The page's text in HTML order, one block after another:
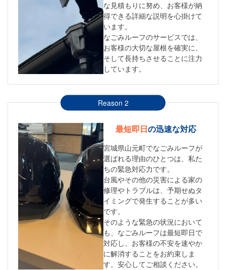
な見積もりに努め、お客様が納
得できる詳細な説明を心掛けて
います。
なごみルーフのサービスでは、
お客様の大切な屋根を確実に、
そして長持ちさせることに注力
しています。
Reason 2
最短即日の迅速な対応
宮城県山元町でなごみルーフが
選ばれる理由のひとつは、私た
ちの緊急対応力です。
台風やその他の災害による家の
修理やトラブルは、予期せぬタ
イミングで発生することが多い
です。
そのような緊急の状況において
も、なごみルーフは最短即日で
対応し、お客様の不安を速やか
に解消することをお約束しま
す。安心してご相談ください。